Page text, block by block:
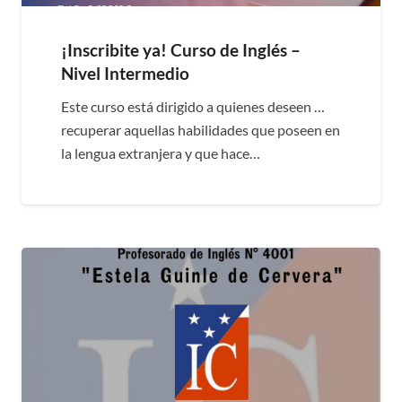
¡Inscribite ya! Curso de Inglés –
Nivel Intermedio
Este curso está dirigido a quienes deseen …
recuperar aquellas habilidades que poseen en
la lengua extranjera y que hace…